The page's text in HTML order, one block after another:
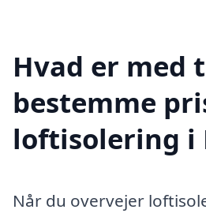
Hvad er med
bestemme
loftisolering i
Når du overvejer